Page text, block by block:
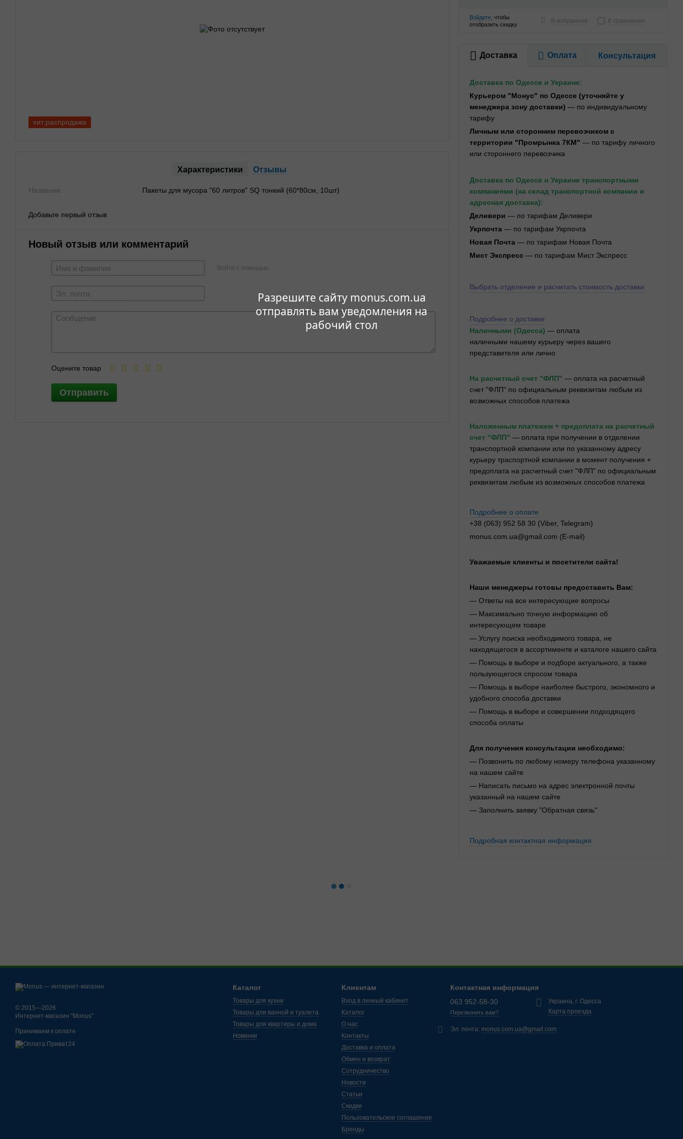
Разрешите сайту monus.com.ua
отправлять вам уведомления на
рабочий стол
хит;распродажа
Характеристики Отзывы
Название: Пакеты для мусора "60 литров" SQ тонкий (60*80см, 10шт)
Добавьте первый отзыв
Новый отзыв или комментарий
Войти с помощью
Оцените товар
Отправить
Войдите , чтобы
отобразить скидку
В избранное К сравнению
Доставка Оплата Консультация
Доставка по Одессе и Украине:
Курьером "Монус" по Одессе (уточняйте у
менеджера зону доставки) — по индивидуальному
тарифу
Личным или сторонним перевозчиком с
территории "Промрынка 7КМ" — по тарифу личного
или стороннего перевозчика
Доставка по Одессе и Украине транспортными
компаниями (на склад транспортной компании и
адресная доставка):
Деливери — по тарифам Деливери
Укрпочта— по тарифам Укрпочта
Новая Почта — по тарифам Новая Почта
Мист Экспресс— по тарифам Мист Экспресс
Выбрать отделение и расчитать стоимость доставки
Подробнее о доставке
Наличными (Одесса) — оплата
наличными нашему курьеру через вашего
представителя или лично
На расчетный счет "ФЛП" — оплата на расчетный
счет "ФЛП" по официальным реквизитам любым из
возможных способов платежа
Наложенным платежем + предоплата на расчетный
счет "ФЛП" — оплата при получении в отделении
транспортной компании или по указанному адресу
курьеру траспортной компании в момент получения +
предоплата на расчетный счет "ФЛП" по официальным
реквизитам любым из возможных способов платежа
Подробнее о оплате
+38 (063) 952 58 30 (Viber, Telegram)
monus.com.ua@gmail.com (E-mail)
Уважаемые клиенты и посетители сайта!
Наши менеджеры готовы предоставить Вам:
— Ответы на все интересующие вопросы
— Максимально точную информацию об
интересующем товаре
— Услугу поиска необходимого товара, не
находящегося в ассортименте и каталоге нашего сайта
— Помощь в выборе и подборе актуального, а также
пользующегося спросом товара
— Помощь в выборе наиболее быстрого, экономного и
удобного способа доставки
— Помощь в выборе и совершении подходящего
способа оплаты
Для получения консультации необходимо:
— Позвонить по любому номеру телефона указанному
на нашем сайте
— Написать письмо на адрес электронной почты
указанный на нашем сайте
— Заполнить заявку "Обратная связь"
Подробная контактная информация
© 2015—2026
Интернет-магазин "Monus"
Принимаем к оплате
Каталог
Товары для кухни
Товары для ванной и туалета
Товары для квартиры и дома
Новинки
Клиентам
Вход в личный кабинет
Каталог
О нас
Контакты
Доставка и оплата
Обмен и возврат
Сотрудничество
Новости
Статьи
Скидки
Пользовательское соглашение
Бренды
Контактная информация
063 952-58-30
Перезвонить вам?
Украина, г. Одесса
Карта проезда
Эл. почта: monus.com.ua@gmail.com